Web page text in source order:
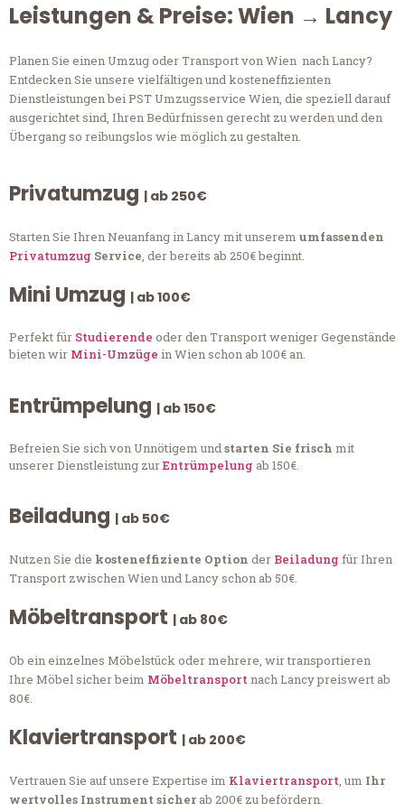
Leistungen & Preise: Wien → Lancy
Planen Sie einen Umzug oder Transport von Wien nach Lancy?
Entdecken Sie unsere vielfältigen und kosteneffizienten
Dienstleistungen bei PST Umzugsservice Wien, die speziell darauf
ausgerichtet sind, Ihren Bedürfnissen gerecht zu werden und den
Übergang so reibungslos wie möglich zu gestalten.
Privatumzug | ab 250€
Starten Sie Ihren Neuanfang in Lancy mit unserem umfassenden
Privatumzug Service, der bereits ab 250€ beginnt.
Mini Umzug | ab 100€
Perfekt für Studierende oder den Transport weniger Gegenstände
bieten wir Mini-Umzüge in Wien schon ab 100€ an.
Entrümpelung | ab 150€
Befreien Sie sich von Unnötigem undstarten Sie frisch mit
unserer Dienstleistung zurEntrümpelung ab 150€.
Beiladung | ab 50€
Nutzen Sie die kosteneffiziente Option der Beiladung für Ihren
Transport zwischen Wien und Lancy schon ab 50€.
Möbeltransport | ab 80€
Ob ein einzelnes Möbelstück oder mehrere, wir transportieren
Ihre Möbel sicher beim Möbeltransportnach Lancy preiswert ab
80€.
Klaviertransport | ab 200€
Vertrauen Sie auf unsere Expertise im Klaviertransport, um Ihr
wertvolles Instrument sicherab 200€ zu befördern.